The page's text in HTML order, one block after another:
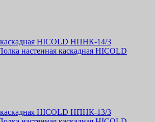
настенная каскадная HICOLD